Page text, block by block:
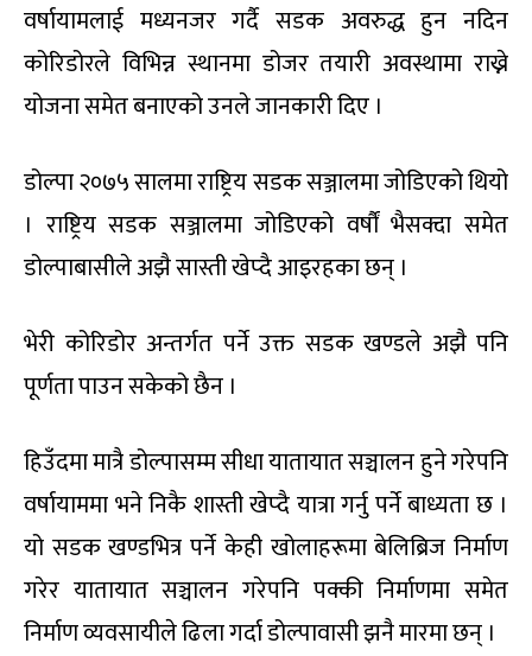
वर्षायामलाई मध्यनजर गर्दै सडक अवरुद्ध हुन नदिन
कोरिडोरले विभिन्न स्थानमा डोजर तयारी अवस्थामा राख्ने
योजना समेत बनाएको उनले जानकारी दिए ।
डोल्पा २०७५ सालमा राष्ट्रिय सडक सञ्जालमा जोडिएको थियो
। राष्ट्रिय सडक सञ्जालमा जोडिएको वर्षौं भैसक्दा समेत
डोल्पाबासीले अझै सास्ती खेप्दै आइरहका छन् ।
भेरी कोरिडोर अन्तर्गत पर्ने उक्त सडक खण्डले अझै पनि
पूर्णता पाउन सकेको छैन ।
हिउँदमा मात्रै डोल्पासम्म सीधा यातायात सञ्चालन हुने गरेपनि
वर्षायाममा भने निकै शास्ती खेप्दै यात्रा गर्नु पर्ने बाध्यता छ ।
यो सडक खण्डभित्र पर्ने केही खोलाहरूमा बेलिब्रिज निर्माण
गरेर यातायात सञ्चालन गरेपनि पक्की निर्माणमा समेत
निर्माण व्यवसायीले ढिला गर्दा डोल्पावासी झनै मारमा छन् ।